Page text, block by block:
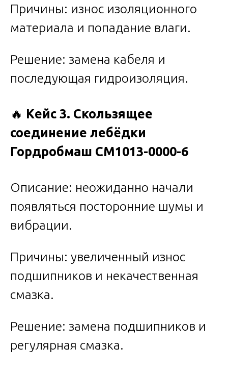
Причины: износ изоляционного
материала и попадание влаги.
Решение: замена кабеля и
последующая гидроизоляция.
🔥 Кейс 3. Скользящее
соединение лебёдки
Гордробмаш СМ1013-0000-6
Описание: неожиданно начали
появляться посторонние шумы и
вибрации.
Причины: увеличенный износ
подшипников и некачественная
смазка.
Решение: замена подшипников и
регулярная смазка.